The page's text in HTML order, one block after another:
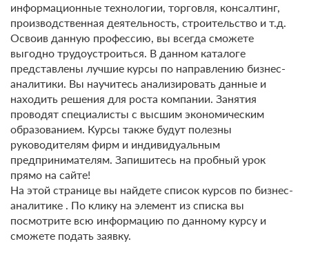
информационные технологии, торговля, консалтинг,
производственная деятельность, строительство и т.д.
Освоив данную профессию, вы всегда сможете
выгодно трудоустроиться. В данном каталоге
представлены лучшие курсы по направлению бизнес-
аналитики. Вы научитесь анализировать данные и
находить решения для роста компании. Занятия
проводят специалисты с высшим экономическим
образованием. Курсы также будут полезны
руководителям фирм и индивидуальным
предпринимателям. Запишитесь на пробный урок
прямо на сайте!
На этой странице вы найдете список курсов по бизнес-
аналитике . По клику на элемент из списка вы
посмотрите всю информацию по данному курсу и
сможете подать заявку.